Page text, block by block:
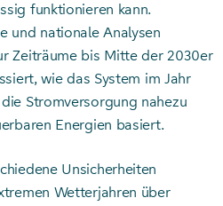
funktionieren kann.
und nationale Analysen
Zeiträume bis Mitte der 2030er
wie das System im Jahr
Stromversorgung nahezu
Energien basiert.
Unsicherheiten
Wetterjahren über